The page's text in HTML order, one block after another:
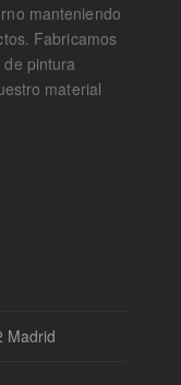
manteniendo
Fabricamos
pintura
material
Madrid